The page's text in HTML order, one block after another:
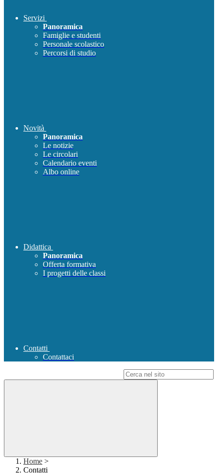
Servizi
Panoramica
Famiglie e studenti
Personale scolastico
Percorsi di studio
Novità
Panoramica
Le notizie
Le circolari
Calendario eventi
Albo online
Didattica
Panoramica
Offerta formativa
I progetti delle classi
Contatti
Contattaci
Home >
Contatti